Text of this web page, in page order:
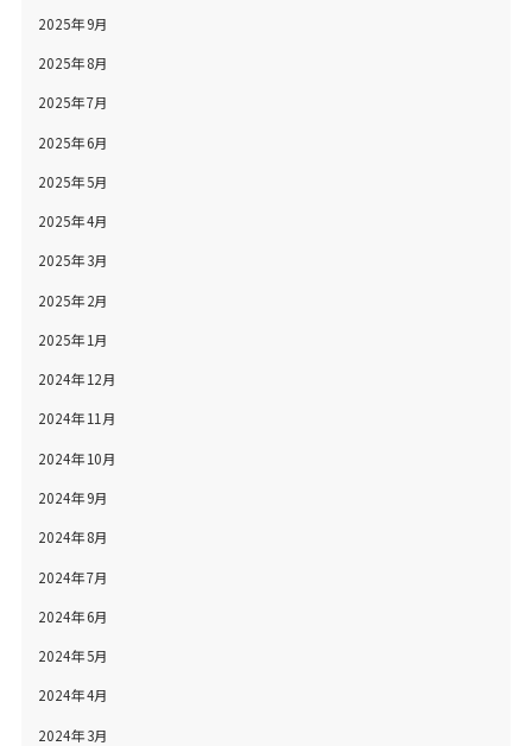
2025年9月
2025年8月
2025年7月
2025年6月
2025年5月
2025年4月
2025年3月
2025年2月
2025年1月
2024年12月
2024年11月
2024年10月
2024年9月
2024年8月
2024年7月
2024年6月
2024年5月
2024年4月
2024年3月